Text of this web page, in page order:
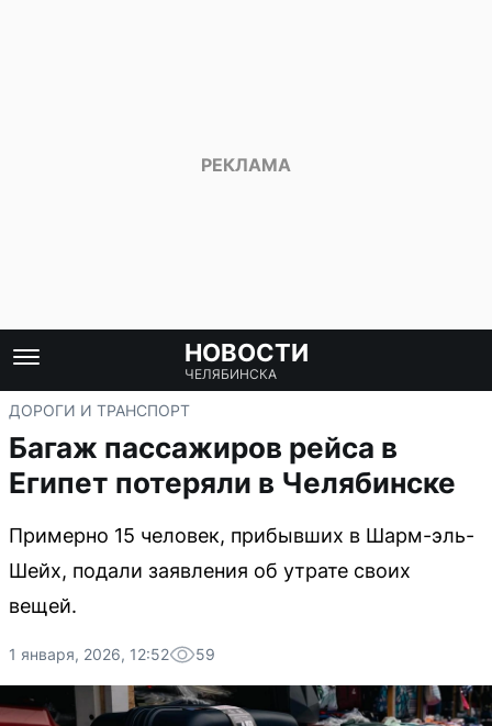
НОВОСТИ
ЧЕЛЯБИНСКА
ДОРОГИ И ТРАНСПОРТ
Багаж пассажиров рейса в
Египет потеряли в Челябинске
Примерно 15 человек, прибывших в Шарм-эль-
Шейх, подали заявления об утрате своих
вещей.
1 января, 2026, 12:52 59